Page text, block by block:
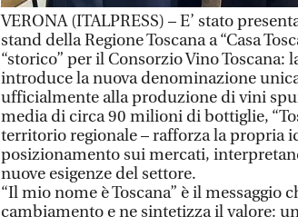
VERONA (ITALPRESS) – E’ stato
stand della Regione Toscana a “Casa
“storico” per il Consorzio Vino
introduce la nuova denominazione unica
ufficialmente alla produzione di vini
media di circa 90 milioni di bottiglie,
territorio regionale – rafforza la propria
posizionamento sui mercati,
nuove esigenze del settore.
“Il mio nome è Toscana” è il messaggio
cambiamento e ne sintetizza il valore: